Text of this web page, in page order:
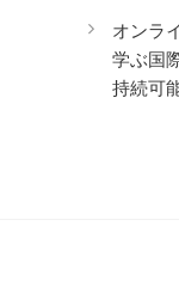
オンラ
学ぶ国
持続可